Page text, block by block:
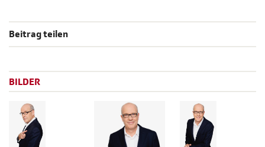
Beitrag teilen
BILDER